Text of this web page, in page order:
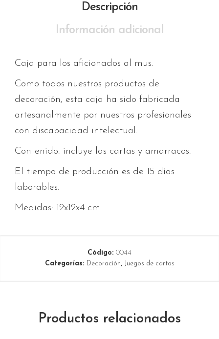
Descripción
Información adicional
Caja para los aficionados al mus.
Como todos nuestros productos de
decoración, esta caja ha sido fabricada
artesanalmente por nuestros profesionales
con discapacidad intelectual.
Contenido: incluye las cartas y amarracos.
El tiempo de producción es de 15 días
laborables.
Medidas: 12x12x4 cm.
Código: 0044
Categorías: Decoración, Juegos de cartas
Productos relacionados